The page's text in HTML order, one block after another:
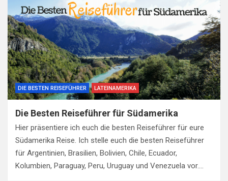
DIE BESTEN REISEFÜHRER LATEINAMERIKA
Die Besten Reiseführer für Südamerika
Hier präsentiere ich euch die besten Reiseführer für eure
Südamerika Reise. Ich stelle euch die besten Reiseführer
für Argentinien, Brasilien, Bolivien, Chile, Ecuador,
Kolumbien, Paraguay, Peru, Uruguay und Venezuela vor.…